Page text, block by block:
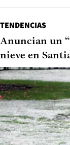
TENDENCIAS
Anuncian un
nieve en